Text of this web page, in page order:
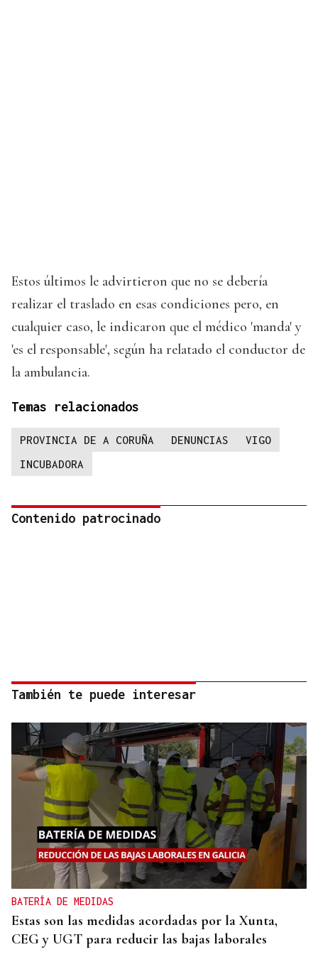
Estos últimos le advirtieron que no se debería
realizar el traslado en esas condiciones pero, en
cualquier caso, le indicaron que el médico 'manda' y
'es el responsable', según ha relatado el conductor de
la ambulancia.
Temas relacionados
PROVINCIA DE A CORUÑA DENUNCIAS
VIGO
INCUBADORA
Contenido patrocinado
También te puede interesar
BATERÍA DE MEDIDAS
Estas son las medidas acordadas por la Xunta,
CEG y UGT para reducir las bajas laborales